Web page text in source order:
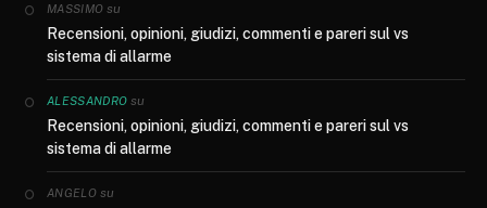
MASSIMO su
Recensioni, opinioni, giudizi, commenti e pareri sul vs
sistema di allarme
ALESSANDRO su
Recensioni, opinioni, giudizi, commenti e pareri sul vs
sistema di allarme
ANGELOsu